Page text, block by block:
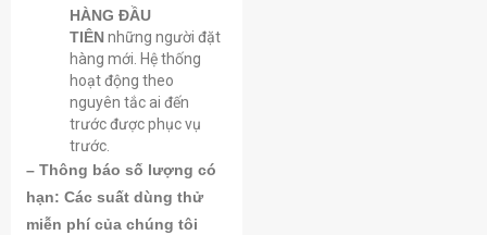
HÀNG ĐẦU
TIÊNnhững người đặt
hàng mới. Hệ thống
hoạt động theo
nguyên tắc ai đến
trước được phục vụ
trước.
– Thông báo số lượng có
hạn: Các suất dùng thử
miễn phí của chúng tôi
Họ tên
Email
Điện thoại / WhatsApp